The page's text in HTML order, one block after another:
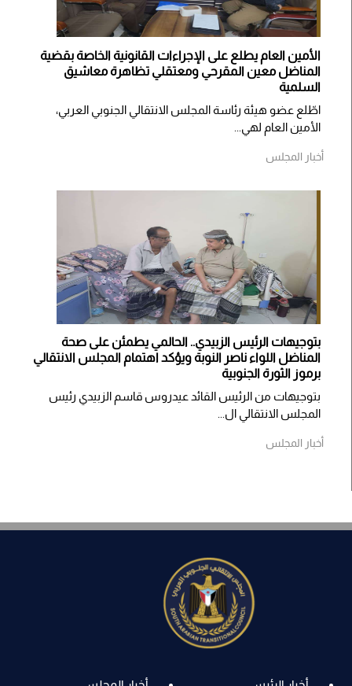
الأمين العام يطلع على الإجراءات القانونية الخاصة بقضية
المناضل معين المقرحي ومعتقلي تظاهرة معاشيق
السلمية
اطّلع عضو هيئة رئاسة المجلس الانتقالي الجنوبي العربي،
الأمين العام لهي...
أخبار المجلس
بتوجيهات الرئيس الزبيدي.. الحالمي يطمئن على صحة
المناضل اللواء ناصر النوبة ويؤكد اهتمام المجلس الانتقالي
برموز الثورة الجنوبية
بتوجيهات من الرئيس القائد عيدروس قاسم الزبيدي رئيس
المجلس الانتقالي ال...
أخبار المجلس